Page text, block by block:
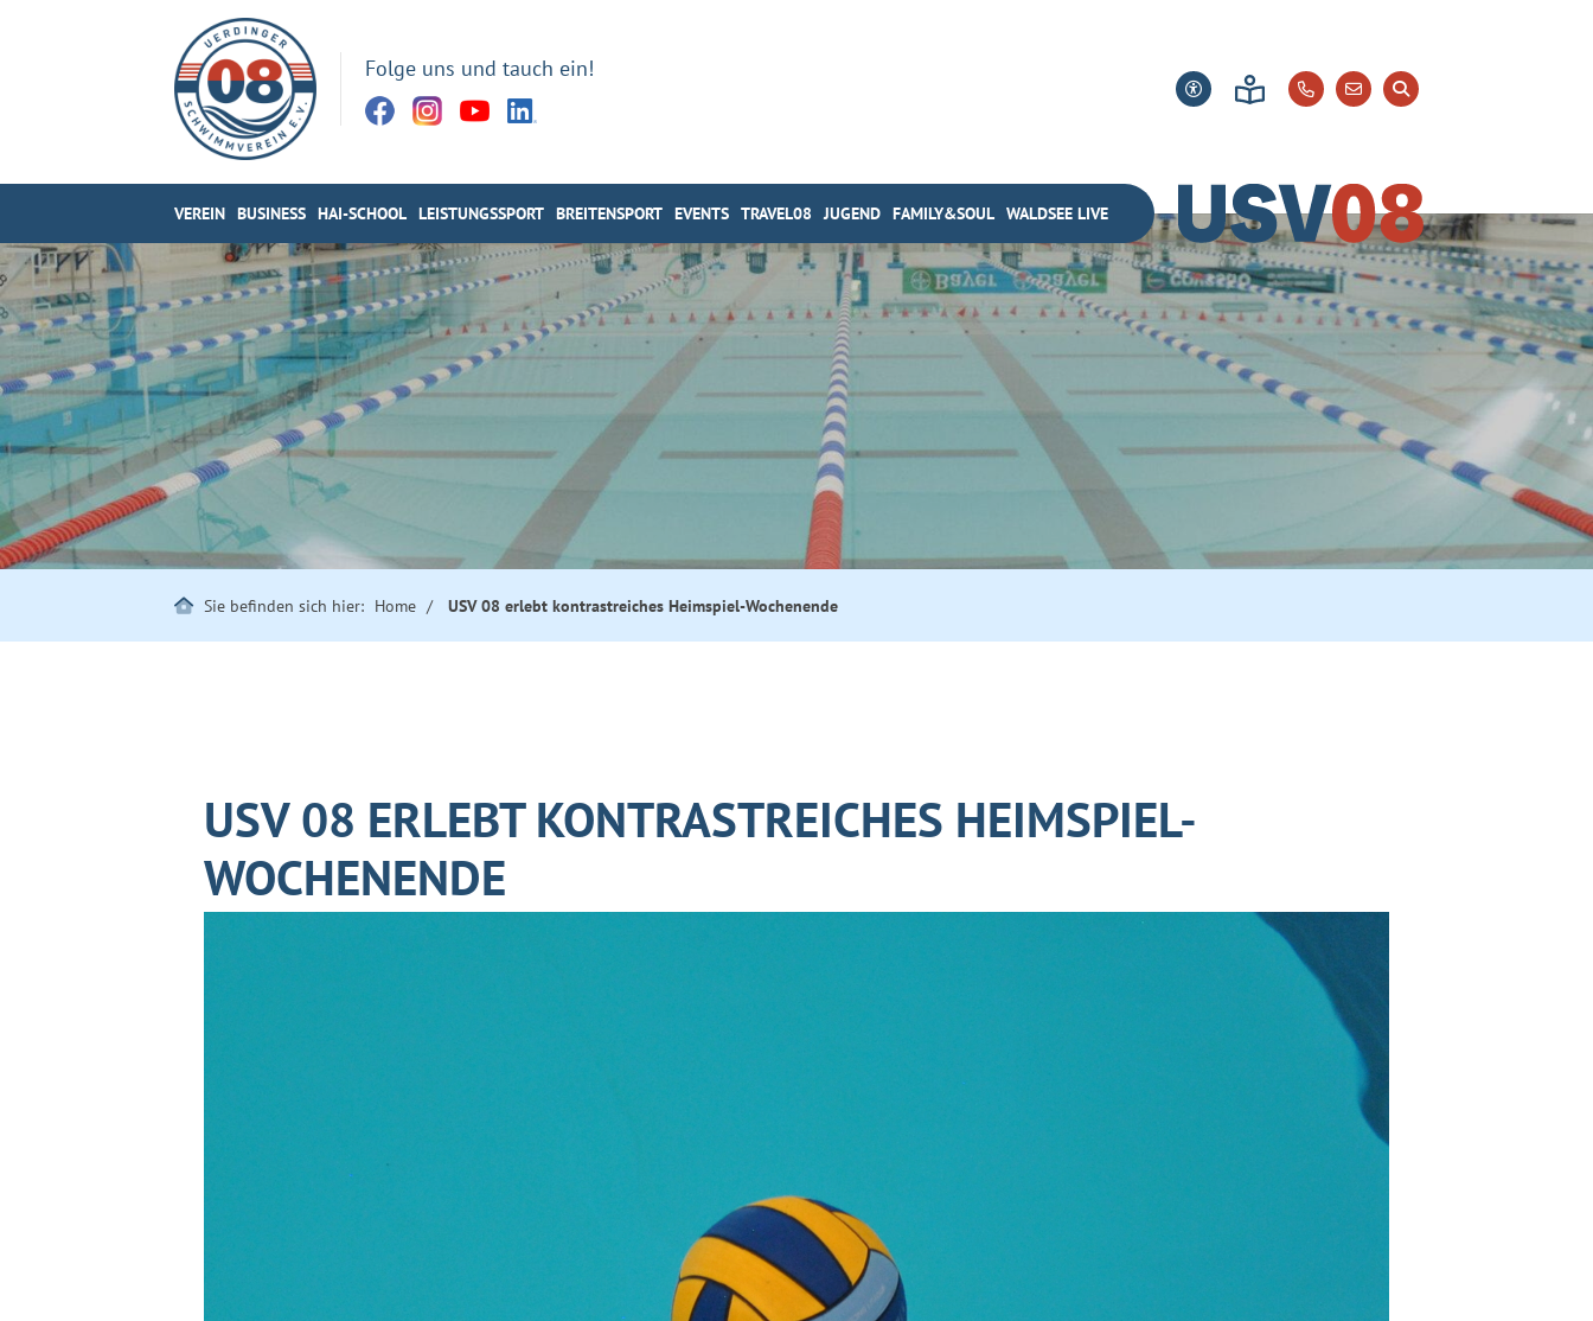
Folge uns und tauch ein!
VEREIN BUSINESS HAI-SCHOOL LEISTUNGSSPORT BREITENSPORT EVENTS TRAVEL08 JUGEND FAMILY&SOUL WALDSEE LIVE
Sie befinden sich hier: Home USV 08 erlebt kontrastreiches Heimspiel-Wochenende
USV 08 ERLEBT KONTRASTREICHES HEIMSPIEL-
WOCHENENDE